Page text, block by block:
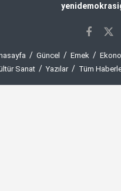
Güncel Emek
Sanat
Yazılar Tüm